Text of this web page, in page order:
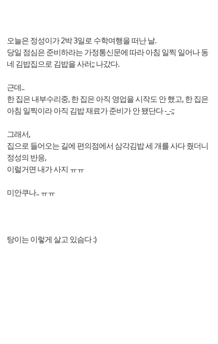
오늘은 정성이가 2박 3일로 수학여행을 떠난 날.
당일 점심은 준비하라는 가정통신문에 따라 아침 일찍 일어나 동
네 김밥집으로 김밥을 사러;; 나갔다.
근데..
한 집은 내부수리중, 한 집은 아직 영업을 시작도 안 했고, 한 집은
아침 일찍이라 아직 김밥 재료가 준비가 안 됐단다 -_-;;
그래서,
집으로 들어오는 길에 편의점에서 삼각김밥 세 개를 사다 줬더니
정성의 반응,
이럴거면 내가 사지 ㅠㅠ
미안쿠나.. ㅠㅠ
탕이는 이렇게 살고 있슴다 :)